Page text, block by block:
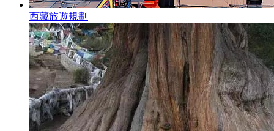
西藏旅遊規劃